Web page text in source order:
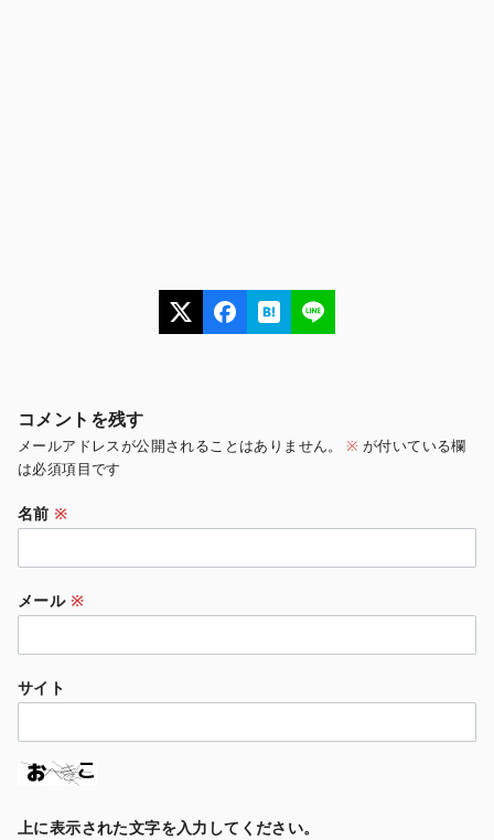
コメントを残す
メールアドレスが公開されることはありません。 ※ が付いている欄
は必須項目です
名前※
メール ※
サイト
上に表示された文字を入力してください。